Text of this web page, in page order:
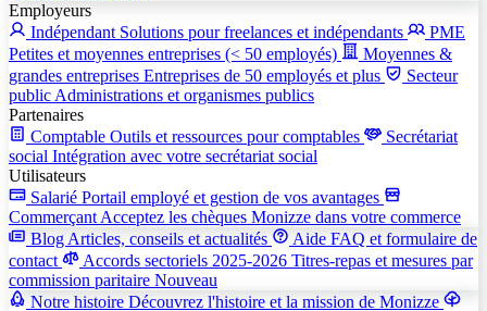
Employeurs
Indépendant Solutions pour freelances et indépendants
PME
Petites et moyennes entreprises (< 50 employés)
Moyennes &
grandes entreprises Entreprises de 50 employés et plus
Secteur
public Administrations et organismes publics
Partenaires
Comptable Outils et ressources pour comptables
Secrétariat
social Intégration avec votre secrétariat social
Utilisateurs
Salarié Portail employé et gestion de vos avantages
Commerçant Acceptez les chèques Monizze dans votre commerce
Blog Articles, conseils et actualités Aide FAQ et formulaire de
contact
Accords sectoriels 2025-2026 Titres-repas et mesures par
commission paritaire Nouveau
Notre histoire Découvrez l'histoire et la mission de Monizze